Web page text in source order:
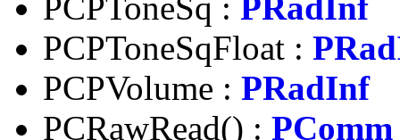
PCPToneSqFloat :
PCPVolume : PRadInf
PCRawRead() : PComm